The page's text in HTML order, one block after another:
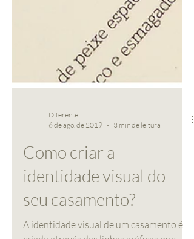
6 de ago. de 2019
3 min de leitura
Como criar a
identidade visual do
seu casamento?